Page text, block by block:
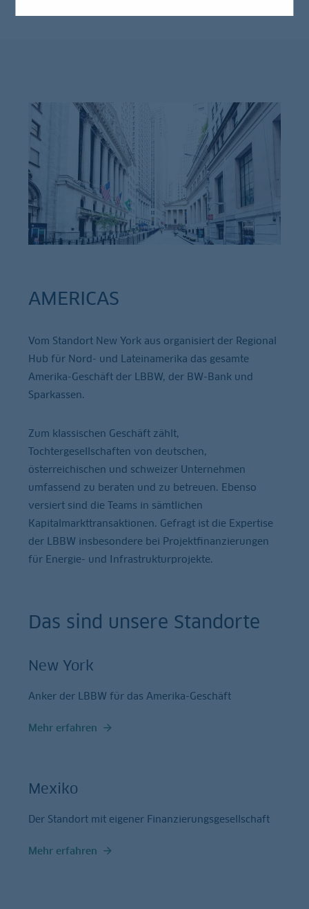
AMERICAS
Vom Standort New York aus organisiert der Regional
Hub für Nord- und Lateinamerika das gesamte
Amerika-Geschäft der LBBW, der BW-Bank und
Sparkassen.
Zum klassischen Geschäft zählt,
Tochtergesellschaften von deutschen,
österreichischen und schweizer Unternehmen
umfassend zu beraten und zu betreuen. Ebenso
versiert sind die Teams in sämtlichen
Kapitalmarkttransaktionen. Gefragt ist die Expertise
der LBBW insbesondere bei Projektfinanzierungen
für Energie- und Infrastrukturprojekte.
Das sind unsere Standorte
New York
Anker der LBBW für das Amerika-Geschäft
Mehr erfahren
Mexiko
Der Standort mit eigener Finanzierungsgesellschaft
Mehr erfahren